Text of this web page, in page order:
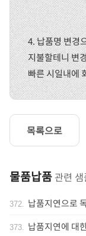
4. 납품명 변경
지불할테니 변
빠른 시일내에
목록으로
물품납품 관련 샘
372. 납품지연으로
373. 납품지연에 대